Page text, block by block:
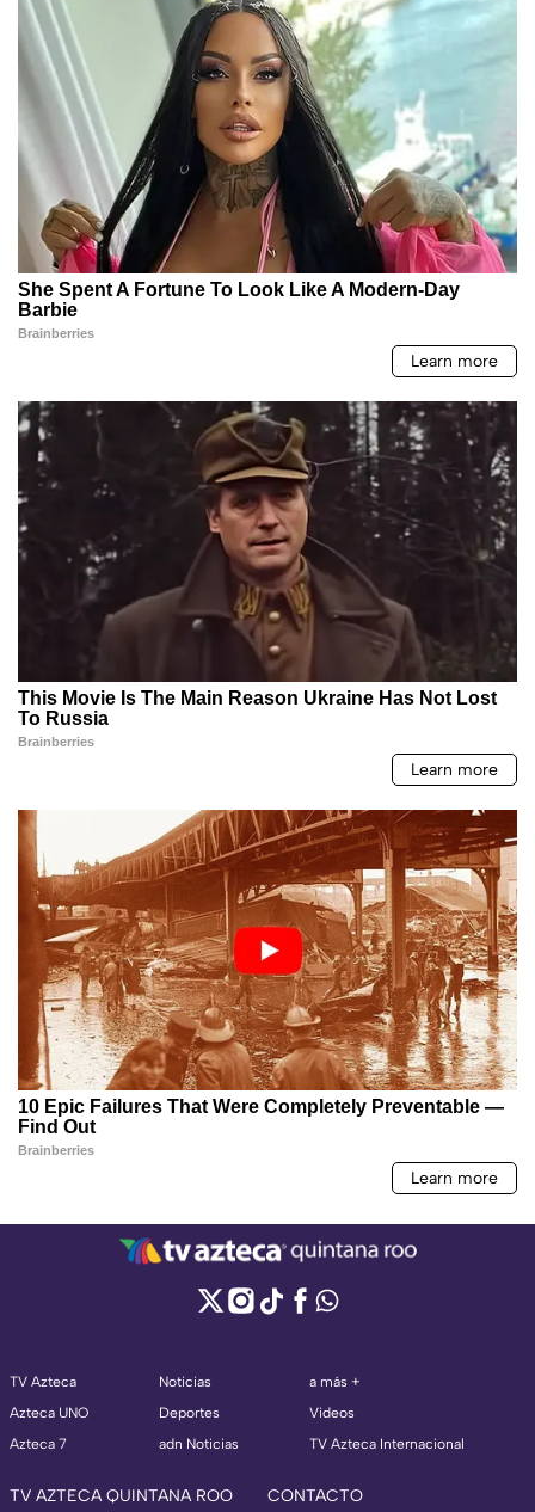
TV Azteca
Azteca UNO
Azteca 7
Noticias
Deportes
adn Noticias
a más +
Videos
TV Azteca Internacional
TV AZTECA QUINTANA ROO CONTACTO